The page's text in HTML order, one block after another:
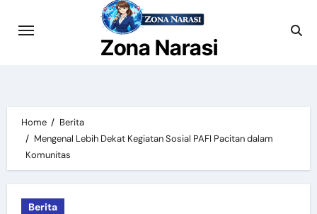
Zona Narasi
Home
Berita
Mengenal Lebih Dekat Kegiatan Sosial PAFI Pacitan dalam
Komunitas
Berita